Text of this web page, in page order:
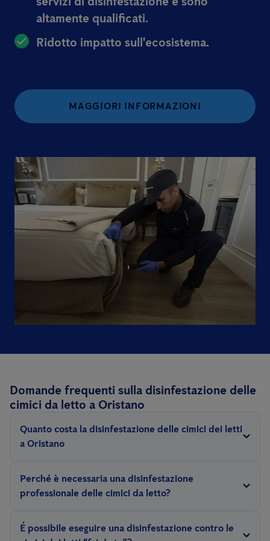
altamente qualificati.
Ridotto impatto sull'ecosistema.
MAGGIORI INFORMAZIONI
Domande frequenti sulla disinfestazione delle
cimici da letto a Oristano
Quanto costa la disinfestazione delle cimici dei letti
a Oristano
Poiché questa tipologia di servizio può variare notevolmente a
seconda della gravità dell’infestazione, lo sforzo concreto
Perché è necessaria una disinfestazione
professionale delle cimici da letto?
l’impiego di prodotti e attrezzature specifiche e professionali.
É possibile eseguire una disinfestazione contro le